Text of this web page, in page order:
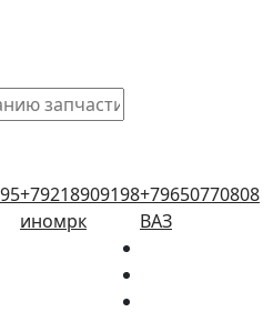
+79218909198
иномрк
+79650770808
ВАЗ